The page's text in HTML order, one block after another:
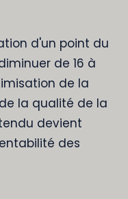
d'un point du
de 16 à
de la
la qualité de la
devient
des